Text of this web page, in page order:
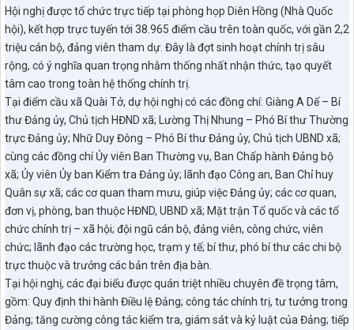
Hội nghị được tổ chức trực tiếp tại phòng họp Diên Hồng (Nhà Quốc
hội), kết hợp trực tuyến tới 38.965 điểm cầu trên toàn quốc, với gần 2,2
triệu cán bộ, đảng viên tham dự. Đây là đợt sinh hoạt chính trị sâu
rộng, có ý nghĩa quan trọng nhằm thống nhất nhận thức, tạo quyết
tâm cao trong toàn hệ thống chính trị.
Tại điểm cầu xã Quài Tở, dự hội nghị có các đồng chí: Giàng A Dế – Bí
thư Đảng ủy, Chủ tịch HĐND xã; Lường Thị Nhung – Phó Bí thư Thường
trực Đảng ủy; Nhữ Duy Đông – Phó Bí thư Đảng ủy, Chủ tịch UBND xã;
cùng các đồng chí Ủy viên Ban Thường vụ, Ban Chấp hành Đảng bộ
xã; Ủy viên Ủy ban Kiểm tra Đảng ủy; lãnh đạo Công an, Ban Chỉ huy
Quân sự xã; các cơ quan tham mưu, giúp việc Đảng ủy; các cơ quan,
đơn vị, phòng, ban thuộc HĐND, UBND xã; Mặt trận Tổ quốc và các tổ
chức chính trị – xã hội; đội ngũ cán bộ, đảng viên, công chức, viên
chức; lãnh đạo các trường học, trạm y tế; bí thư, phó bí thư các chi bộ
trực thuộc và trưởng các bản trên địa bàn.
Tại hội nghị, các đại biểu được quán triệt nhiều chuyên đề trọng tâm,
gồm: Quy định thi hành Điều lệ Đảng; công tác chính trị, tư tưởng trong
Đảng; tăng cường công tác kiểm tra, giám sát và kỷ luật của Đảng; tiếp